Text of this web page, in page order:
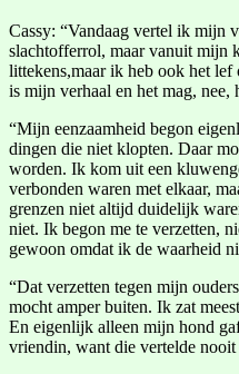
Cassy: “Vandaag vertel ik mijn
slachtofferrol, maar vanuit mijn
littekens,maar ik heb ook het
is mijn verhaal en het mag, nee,
“Mijn eenzaamheid begon
dingen die niet klopten. Daar
worden. Ik kom uit een
verbonden waren met elkaar,
grenzen niet altijd duidelijk
niet. Ik begon me te verzetten,
gewoon omdat ik de waarheid
“Dat verzetten tegen mijn
mocht amper buiten. Ik zat
En eigenlijk alleen mijn hond
vriendin, want die vertelde nooit